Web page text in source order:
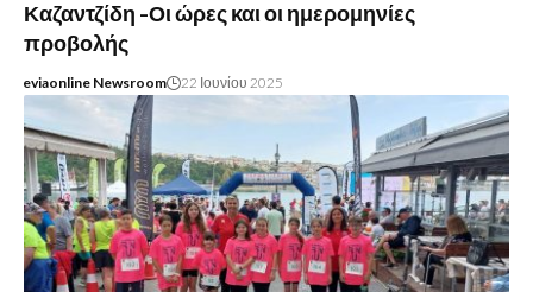
Καζαντζίδη -Οι ώρες και οι ημερομηνίες
προβολής
eviaonline Newsroom 22 Ιουνίου 2025